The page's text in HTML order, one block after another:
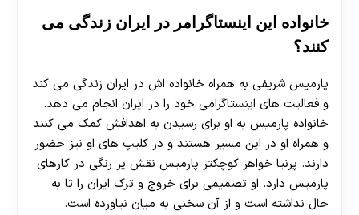
خانواده این اینستاگرامر در ایران زندگی می
کنند؟
پارمیس شریفی به همراه خانواده اش در ایران زندگی می کند
و فعالیت های اینستاگرامی خود را در ایران انجام می دهد.
خانواده پارمیس به او برای رسیدن به اهدافش کمک می کنند
و همراه او در این مسیر هستند و در کلیپ های او نیز حضور
دارند. پرنیا خواهر کوچکتر پارمیس نقش پر رنگی در کارهای
پارمیس دارد. او تصمیمی برای خروج و ترک ایران را تا به
حال نداشته است و از آن سخنی به میان نیاورده است.